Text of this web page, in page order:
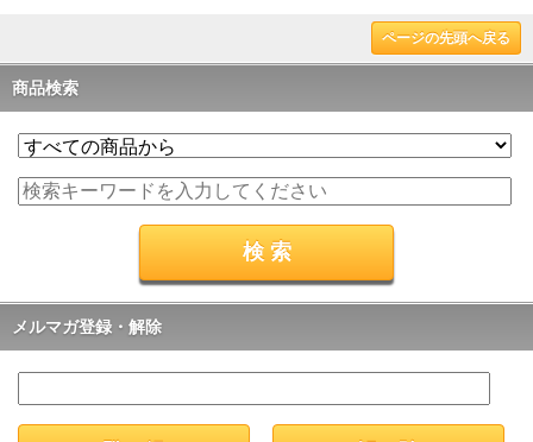
ページの先頭へ戻る
商品検索
メルマガ登録・解除